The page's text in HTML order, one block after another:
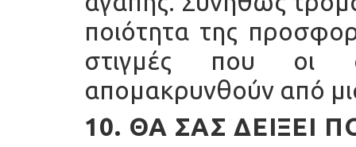
ποιότητα της
στιγμές που οι
απομακρυνθούν από
10. ΘΑ ΣΑΣ ΔΕΊΞΕΙ